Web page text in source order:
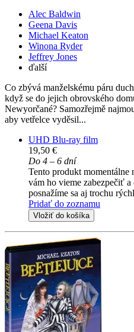
Alec Baldwin
Geena Davis
Michael Keaton
Winona Ryder
Jeffrey Jones
ďalší
Co zbývá manželskému páru
když se do jejich obrovského
Newyorčané? Samozřejmě
aby vetřelce vyděsil...
UHD Blu-ray film
19,50 €
Do 4 – 6 dní
Tento produkt momentálne
vám ho vieme zabezpečiť
posnažíme sa aj trochu
Pridať do zoznamu
Vložiť do košíka